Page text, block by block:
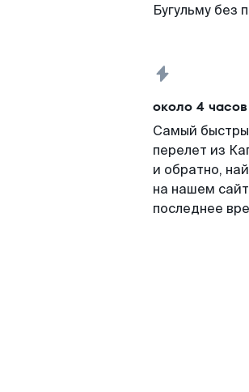
Бугульму без
около 4 часов
Самый
перелет из
и обратно,
на нашем
последнее